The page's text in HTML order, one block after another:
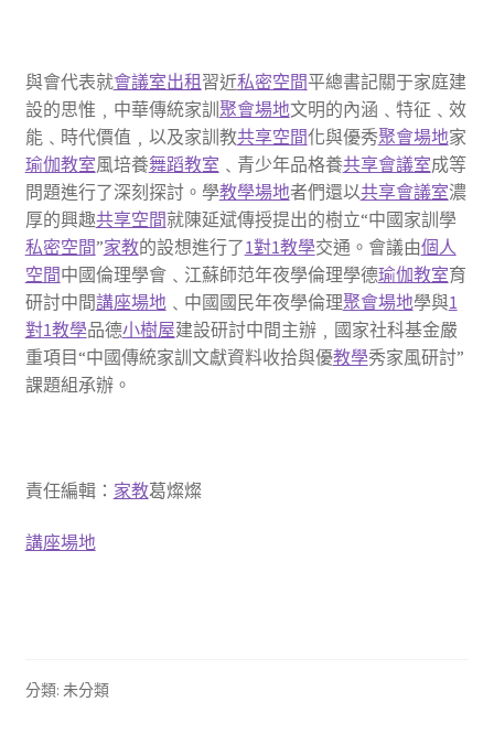
與會代表就會議室出租 習近私密空間平總書記關于家庭建
設的思惟﹐中華傳統家訓 聚會場地文明的內涵﹑特征﹑效
能﹑時代價值﹐以及家訓教共享空間化與優秀聚會場地家
瑜伽教室風培養舞蹈教室 ﹑青少年品格養共享會議室成等
問題進行了深刻探討。學教學場地者們還以共享會議室濃
厚的興趣共享空間就陳延斌傳授提出的樹立“中國家訓學
私密空間”家教的設想進行了1對1教學交通。會議由個人
空間中國倫理學會﹑江蘇師范年夜學倫理學德瑜伽教室育
研討中間講座場地﹑中國國民年夜學倫理聚會場地學與1
對1教學品德小樹屋建設研討中間主辦﹐國家社科基金嚴
重項目“中國傳統家訓文獻資料收拾與優教學秀家風研討”
課題組承辦。
責任編輯： 家教葛燦燦
講座場地
分類: 未分類